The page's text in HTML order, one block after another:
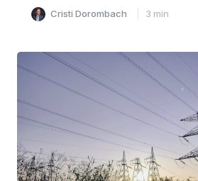
Cristi Dorombach 3 min